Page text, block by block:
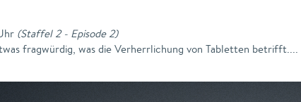
(Staffel 2 - Episode 2)
fragwürdig, was die Verherrlichung von Tabletten betrifft....